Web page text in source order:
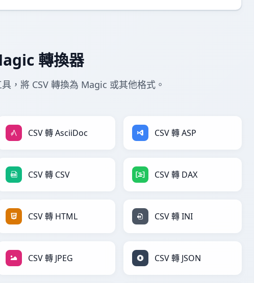
轉換器
，將 CSV 轉換為 Magic 或其他格式。
CSV 轉 AsciiDoc CSV 轉 ASP
CSV 轉 CSV CSV 轉 DAX
CSV 轉 HTML CSV 轉 INI
CSV 轉 JPEG CSV 轉 JSON